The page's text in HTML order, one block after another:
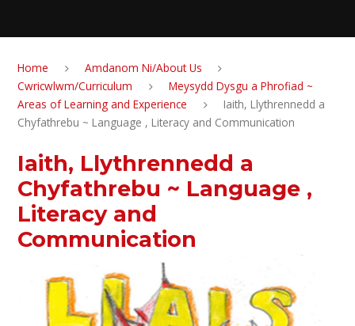
Home
Amdanom Ni/About Us
Cwricwlwm/Curriculum
Meysydd Dysgu a Phrofiad ~
Areas of Learning and Experience
Iaith, Llythrennedd a
Chyfathrebu ~ Language , Literacy and Communication
Iaith, Llythrennedd a
Chyfathrebu ~ Language ,
Literacy and
Communication